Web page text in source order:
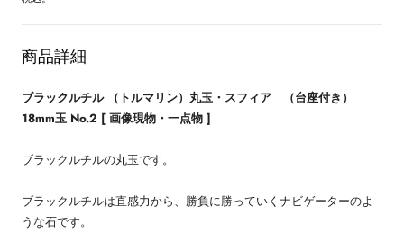
商品詳細
ブラックルチル （トルマリン）丸玉・スフィア （台座付き）
18mm玉 No.2 [ 画像現物・一点物 ]
ブラックルチルの丸玉です。
ブラックルチルは直感力から、勝負に勝っていくナビゲーターのよ
うな石です。